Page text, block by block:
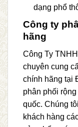
dạng phổ
Công ty
hãng
Công Ty
chuyên cung
chính hãng tại
phân phối
quốc. Chúng
khách hàng